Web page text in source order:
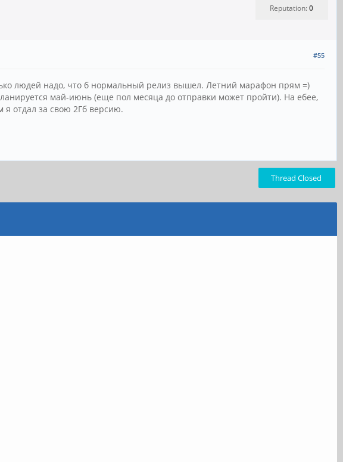
Reputation:0
#55
людей надо, что б нормальный релиз вышел. Летний марафон прям =)
май-июнь (еще пол месяца до отправки может пройти). На ебее,
отдал за свою 2Гб версию.
Thread Closed